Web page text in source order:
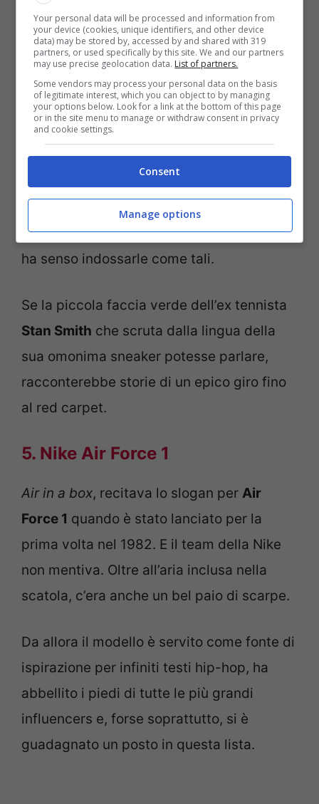
tocco di colore a quello che altrimenti
potrebbe sembrare un po’ noioso. Tuttavia,
con un simile prezzo, decidere se vuoi un
gatto o una freccia sarà importante.
4. Scarpe bianche: Adidas Stan
Le scarpe bianche da ginnastica sono, per
loro stessa natura, casual. Di conseguenza
ha senso indossarle come tali.
Se la piccola faccia verde dell’ex tennista
Stan Smith che scruta dalla lingua della
sua omonima sneaker potesse parlare,
racconterebbe storie di un epico giro fino
al red carpet.
5. Nike Air Force 1
Air in a box, recitava lo slogan per Air
Force 1 quando è stato lanciato per la
prima volta nel 1982. E il team della Nike
non mentiva. Oltre all’aria inclusa nella
scatola, c’era anche un bel paio di scarpe.
Da allora il modello è servito come fonte di
ispirazione per infiniti testi hip-hop, ha
abbellito i piedi di tutte le più grandi
influencers e, forse soprattutto, si è
guadagnato un posto in questa lista.
Your personal data will be processed and information from
your device (cookies, unique identifiers, and other device
data) may be stored by, accessed by and shared with 319
partners, or used specifically by this site. We and our partners
may use precise geolocation data. List of partners.
Some vendors may process your personal data on the basis
of legitimate interest, which you can object to by managing
your options below. Look for a link at the bottom of this page
or in the site menu to manage or withdraw consent in privacy
and cookie settings.
Consent
Manage options